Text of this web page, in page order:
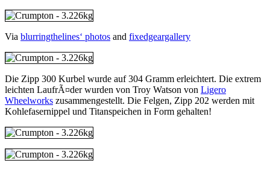
Via blurringthelines‘ photos and fixedgeargallery
Die Zipp 300 Kurbel wurde auf 304 Gramm erleichtert. Die extrem
leichten LaufrÃ¤der wurden von Troy Watson von Ligero
Wheelworks zusammengestellt. Die Felgen, Zipp 202 werden mit
Kohlefasernippel und Titanspeichen in Form gehalten!